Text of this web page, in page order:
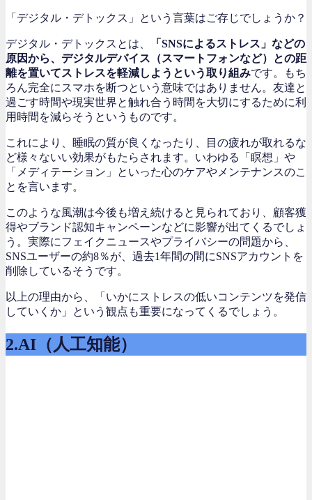
「デジタル・デトックス」という言葉はご存じでしょうか？
デジタル・デトックスとは、
「SNSによるストレス」などの
原因から、デジタルデバイス（スマートフォンなど）との距
離を置いてストレスを軽減しようという取り組みです。もち
ろん完全にスマホを断つという意味ではありません。友達と
過ごす時間や現実世界と触れ合う時間を大切にするために利
用時間を減らそうというものです。
これにより、睡眠の質が良くなったり、目の疲れが取れるな
ど様々ないい効果がもたらされます。いわゆる「瞑想」や
「メディテーション」といった心のケアやメンテナンスのこ
とを言います。
このような風潮は今後も増え続けると見られており、顧客獲
得やブランド認知キャンペーンなどに影響が出てくるでしょ
う。実際にフェイクニュースやプライバシーの問題から、
SNSユーザーの約8％が、過去1年間の間にSNSアカウントを
削除しているそうです。
以上の理由から、「いかにストレスの低いコンテンツを発信
していくか」という観点も重要になってくるでしょう。
2.AI（人工知能）